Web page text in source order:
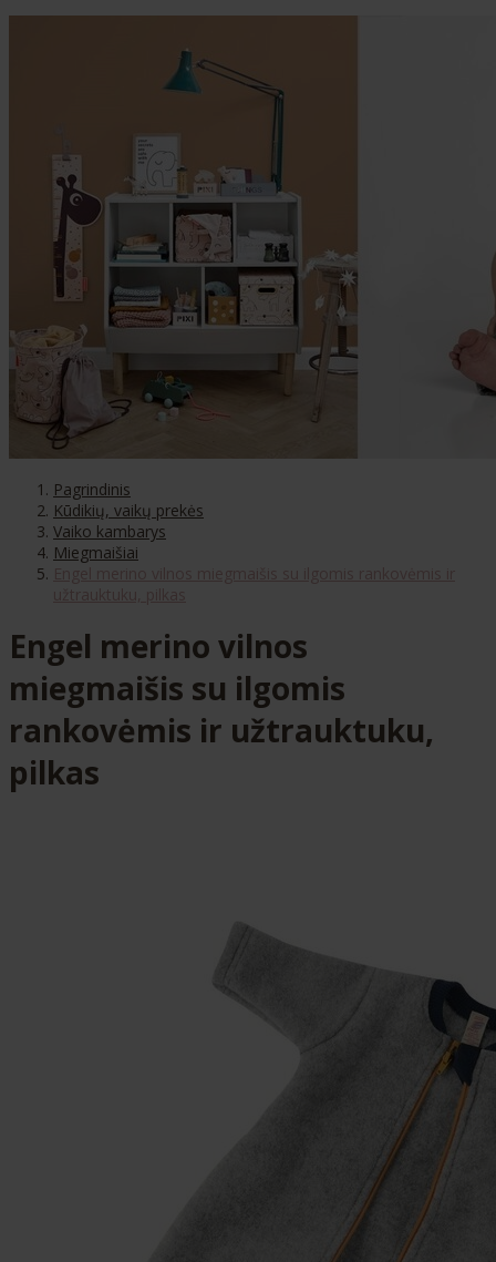
Pagrindinis
Kūdikių, vaikų prekės
Vaiko kambarys
Miegmaišiai
Engel merino vilnos
miegmaišis su ilgomis
rankovėmis ir užtrauktuku,
pilkas